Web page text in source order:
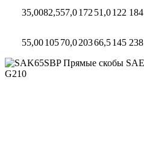
35,0082,557,0172 51,0122 184
55,0010570,020366,5145 238